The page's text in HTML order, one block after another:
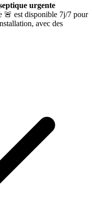
urgente
🚨 est disponible 7j/7 pour
avec des